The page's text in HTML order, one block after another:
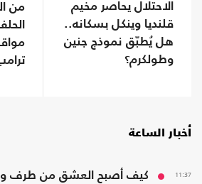
الاحتلال يحاصر مخيم
قلنديا وينكل بسكانه..
هل يُطبّق نموذج جنين
وطولكرم؟
من
أخبار الساعة
11:37 كيف أصبح العشق من طرف